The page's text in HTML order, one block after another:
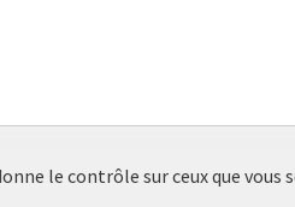
le contrôle sur ceux que vous